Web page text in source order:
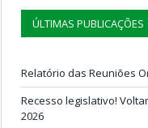
ÚLTIMAS PUBLICAÇÕES
Relatório das Reuniões
Recesso legislativo!
2026